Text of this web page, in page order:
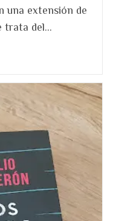
una extensión de
trata del…